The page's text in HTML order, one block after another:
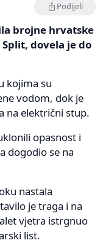
Podijeli
brojne hrvatske
dovela je do
kojima su
vodom, dok je
na električni stup.
opasnost i
dogodio se na
nastala
je traga i na
vjetra istrgnuo
list.